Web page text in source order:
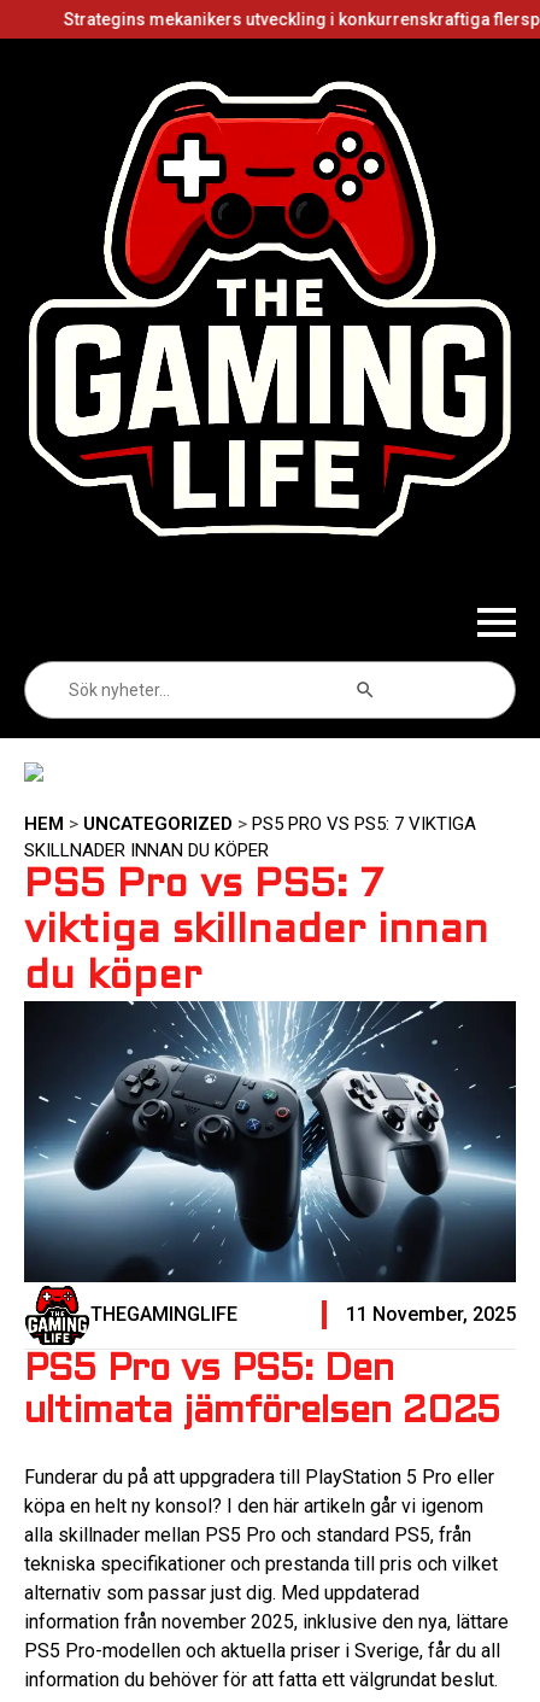
mekanikers utveckling i konkurrenskraftiga
efter:
HEM > UNCATEGORIZED > PS5 PRO VS PS5: 7 VIKTIGA
SKILLNADER INNAN DU KÖPER
PS5 Pro vs PS5: 7
viktiga skillnader innan
du köper
THEGAMINGLIFE 11 November, 2025
PS5 Pro vs PS5: Den
ultimata jämförelsen 2025
Funderar du på att uppgradera till PlayStation 5 Pro eller
köpa en helt ny konsol? I den här artikeln går vi igenom
alla skillnader mellan PS5 Pro och standard PS5, från
tekniska specifikationer och prestanda till pris och vilket
alternativ som passar just dig. Med uppdaterad
information från november 2025, inklusive den nya, lättare
PS5 Pro-modellen och aktuella priser i Sverige, får du all
information du behöver för att fatta ett välgrundat beslut.